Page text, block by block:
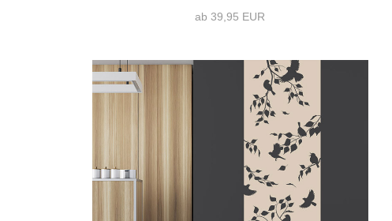
ab 39,95 EUR